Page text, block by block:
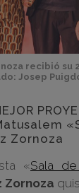
recibió su
Josep
Zornoza
«Sala
Zornoza